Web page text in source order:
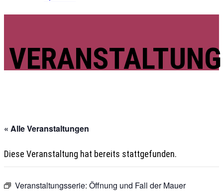
« Alle Veranstaltungen
Diese Veranstaltung hat bereits stattgefunden.
Veranstaltungsserie: Öffnung und Fall der Mauer